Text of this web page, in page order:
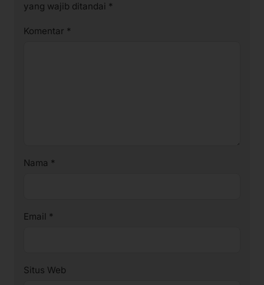
yang wajib ditandai *
Komentar *
Nama *
Email *
Situs Web